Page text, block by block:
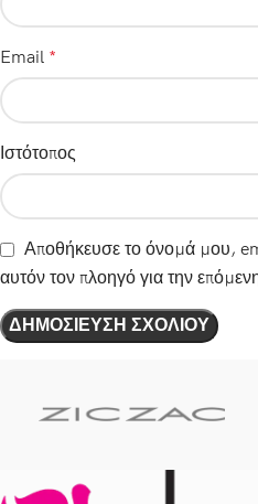
Email *
Ιστότοπος
Αποθήκευσε το όνομά μου,
αυτόν τον πλοηγό για την